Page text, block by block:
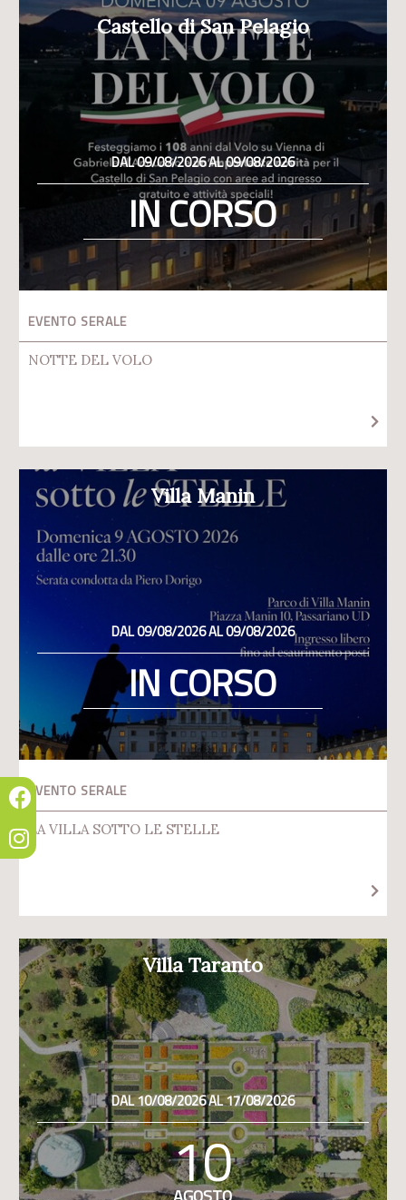
Castello di San Pelagio
DAL 09/08/2026 AL 09/08/2026
IN CORSO
EVENTO SERALE
NOTTE DEL VOLO
Villa Manin
DAL 09/08/2026 AL 09/08/2026
IN CORSO
EVENTO SERALE
LA VILLA SOTTO LE STELLE
Villa Taranto
DAL 10/08/2026 AL 17/08/2026
10